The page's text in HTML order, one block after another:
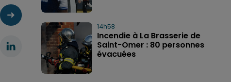
14h58
Incendie à La Brasserie de
Saint-Omer : 80 personnes
évacuées